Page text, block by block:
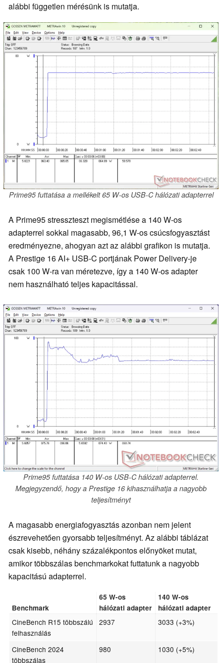
alábbi független mérésünk is mutatja.
Prime95 futtatása a mellékelt 65 W-os USB-C hálózati adapterrel
A Prime95 stresszteszt megismétlése a 140 W-os
adapterrel sokkal magasabb, 96,1 W-os csúcsfogyasztást
eredményezne, ahogyan azt az alábbi grafikon is mutatja.
A Prestige 16 AI+ USB-C portjának Power Delivery-je
csak 100 W-ra van méretezve, így a 140 W-os adapter
nem használható teljes kapacitással.
Prime95 futtatása 140 W-os USB-C hálózati adapterrel.
Megjegyzendő, hogy a Prestige 16 kihasználhatja a nagyobb
teljesítményt
A magasabb energiafogyasztás azonban nem jelent
észrevehetően gyorsabb teljesítményt. Az alábbi táblázat
csak kisebb, néhány százalékpontos előnyöket mutat,
amikor többszálas benchmarkokat futtatunk a nagyobb
kapacitású adapterrel.
Benchmark
65 W-os
hálózati adapter
140 W-os
hálózati adapter
CineBench R15 többszálú
felhasználás
2937 3033 (+3%)
CineBench 2024
többszálas
980 1030 (+5%)